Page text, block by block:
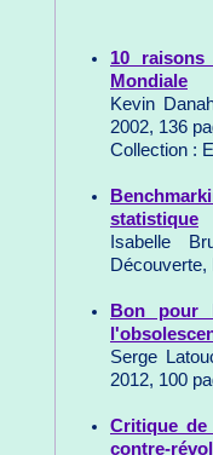
10
Mondiale
Kevin
2002, 136
Collection :
statistique
Isabelle
Découverte,
Bon pour
Serge
2012, 100
Critique
contre-